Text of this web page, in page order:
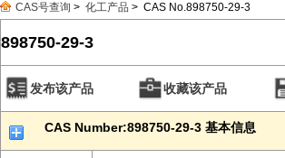
CAS号查询 > 化工产品 > CAS No.898750-29-3
898750-29-3
发布该产品 收藏该产品
CAS Number:898750-29-3 基本信息